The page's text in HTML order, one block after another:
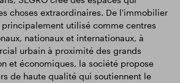
choses extraordinaires. De l'immobilier
utilisé comme centres
nationaux et internationaux, à
urbain à proximité des grands
et économiques, la société propose
de haute qualité qui soutiennent le